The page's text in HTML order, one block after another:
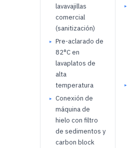
lavavajillas
comercial
(sanitización)
Pre-aclarado de
82°C en
lavaplatos de
alta
temperatura
Conexión de
máquina de
hielo con filtro
de sedimentos y
carbon block